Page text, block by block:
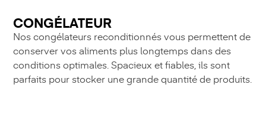
CONGÉLATEUR
Nos congélateurs reconditionnés vous permettent de
conserver vos aliments plus longtemps dans des
conditions optimales. Spacieux et fiables, ils sont
parfaits pour stocker une grande quantité de produits.